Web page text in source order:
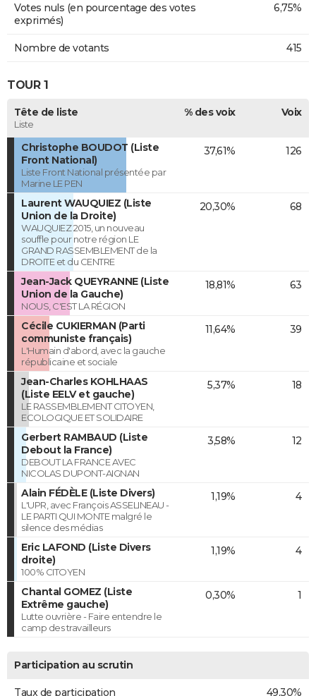
Votes nuls (en pourcentage des votes
exprimés)
6,75%
Nombre de votants 415
TOUR 1
Tête de liste
Liste
% des voix Voix
Christophe BOUDOT (Liste
Front National)
Liste Front National présentée par
Marine LE PEN
37,61% 126
Laurent WAUQUIEZ (Liste
Union de la Droite)
WAUQUIEZ 2015, un nouveau
souffle pour notre région LE
GRAND RASSEMBLEMENT de la
DROITE et du CENTRE
20,30% 68
Jean-Jack QUEYRANNE (Liste
Union de la Gauche)
NOUS, C'EST LA RÉGION
18,81% 63
Cécile CUKIERMAN (Parti
communiste français)
L'Humain d'abord, avec la gauche
républicaine et sociale
11,64% 39
Jean-Charles KOHLHAAS
(Liste EELV et gauche)
LE RASSEMBLEMENT CITOYEN,
ECOLOGIQUE ET SOLIDAIRE
5,37% 18
Gerbert RAMBAUD (Liste
Debout la France)
DEBOUT LA FRANCE AVEC
NICOLAS DUPONT-AIGNAN
3,58% 12
Alain FÉDÈLE (Liste Divers)
L'UPR, avec François ASSELINEAU -
LE PARTI QUI MONTE malgré le
silence des médias
1,19% 4
Eric LAFOND (Liste Divers
droite)
100% CITOYEN
1,19% 4
Chantal GOMEZ (Liste
Extrême gauche)
Lutte ouvrière - Faire entendre le
camp des travailleurs
0,30% 1
Participation au scrutin
Taux de participation 49,30%